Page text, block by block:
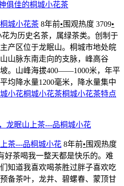
城小花茶 8年前• 围观热度 3709•
历史名茶，属绿茶类。创制于
产区位于龙眠山。桐城市地处皖
山脉东南走向的支脉，峰高谷
。山峰海拔400——1000米，年平
均降水量1200毫米，降水量集中
小花桐城小花茶桐城小花茶特点
茶---品桐城小花 8年前• 围观热度
茶喝我一整天都是快乐的。难
知道我喜欢喝茶胜过胖子喜欢吃
备茶叶，龙井、碧螺春、蒙顶甘